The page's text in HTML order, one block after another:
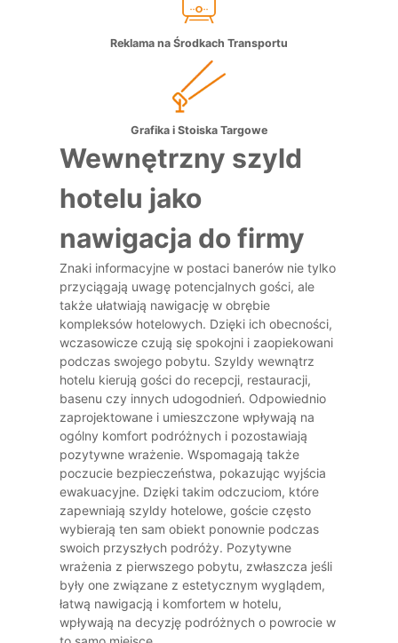
Reklama na Środkach Transportu
Grafika i Stoiska Targowe
Wewnętrzny szyld
hotelu jako
nawigacja do firmy
Znaki informacyjne w postaci banerów nie tylko
przyciągają uwagę potencjalnych gości, ale
także ułatwiają nawigację w obrębie
kompleksów hotelowych. Dzięki ich obecności,
wczasowicze czują się spokojni i zaopiekowani
podczas swojego pobytu. Szyldy wewnątrz
hotelu kierują gości do recepcji, restauracji,
basenu czy innych udogodnień. Odpowiednio
zaprojektowane i umieszczone wpływają na
ogólny komfort podróżnych i pozostawiają
pozytywne wrażenie. Wspomagają także
poczucie bezpieczeństwa, pokazując wyjścia
ewakuacyjne. Dzięki takim odczuciom, które
zapewniają szyldy hotelowe, goście często
wybierają ten sam obiekt ponownie podczas
swoich przyszłych podróży. Pozytywne
wrażenia z pierwszego pobytu, zwłaszcza jeśli
były one związane z estetycznym wyglądem,
łatwą nawigacją i komfortem w hotelu,
wpływają na decyzję podróżnych o powrocie w